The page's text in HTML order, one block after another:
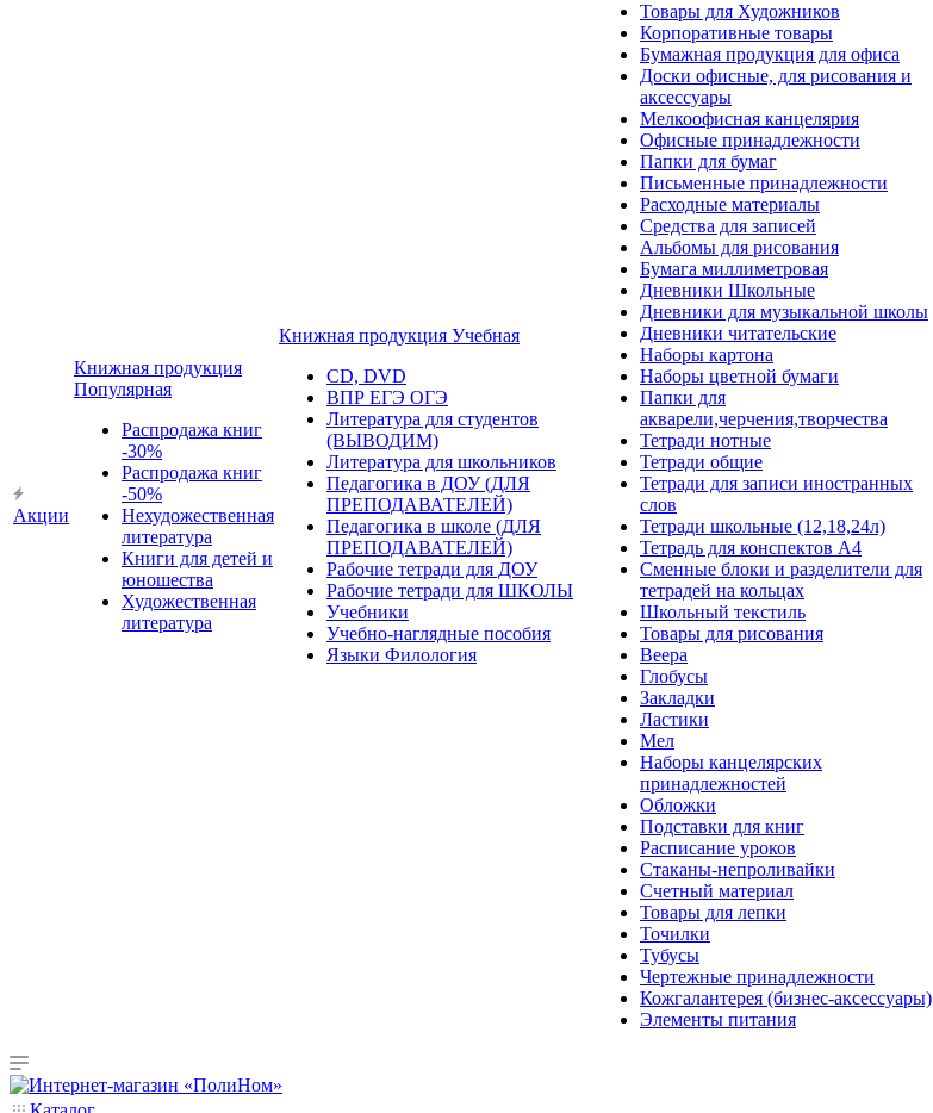
Акции
Книжная продукция
Популярная
Распродажа книг
-30%
Распродажа книг
-50%
Нехудожественная
литература
Книги для детей и
юношества
Художественная
литература
Книжная продукция Учебная
CD, DVD
ВПР ЕГЭ ОГЭ
Литература для студентов
(ВЫВОДИМ)
Литература для школьников
Педагогика в ДОУ (ДЛЯ
ПРЕПОДАВАТЕЛЕЙ)
Педагогика в школе (ДЛЯ
ПРЕПОДАВАТЕЛЕЙ)
Рабочие тетради для ДОУ
Рабочие тетради для ШКОЛЫ
Учебники
Учебно-наглядные пособия
Языки Филология
Товары для Художников
Корпоративные товары
Бумажная продукция для офиса
Доски офисные, для рисования и
аксессуары
Мелкоофисная канцелярия
Офисные принадлежности
Папки для бумаг
Письменные принадлежности
Расходные материалы
Средства для записей
Альбомы для рисования
Бумага миллиметровая
Дневники Школьные
Дневники для музыкальной школы
Дневники читательские
Наборы картона
Наборы цветной бумаги
Папки для
акварели,черчения,творчества
Тетради нотные
Тетради общие
Тетради для записи иностранных
слов
Тетради школьные (12,18,24л)
Тетрадь для конспектов А4
Сменные блоки и разделители для
тетрадей на кольцах
Школьный текстиль
Товары для рисования
Веера
Глобусы
Закладки
Ластики
Мел
Наборы канцелярских
принадлежностей
Обложки
Подставки для книг
Расписание уроков
Стаканы-непроливайки
Счетный материал
Товары для лепки
Точилки
Тубусы
Чертежные принадлежности
Кожгалантерея (бизнес-аксессуары)
Элементы питания